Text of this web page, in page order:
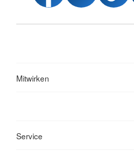
Mitwirken
Service